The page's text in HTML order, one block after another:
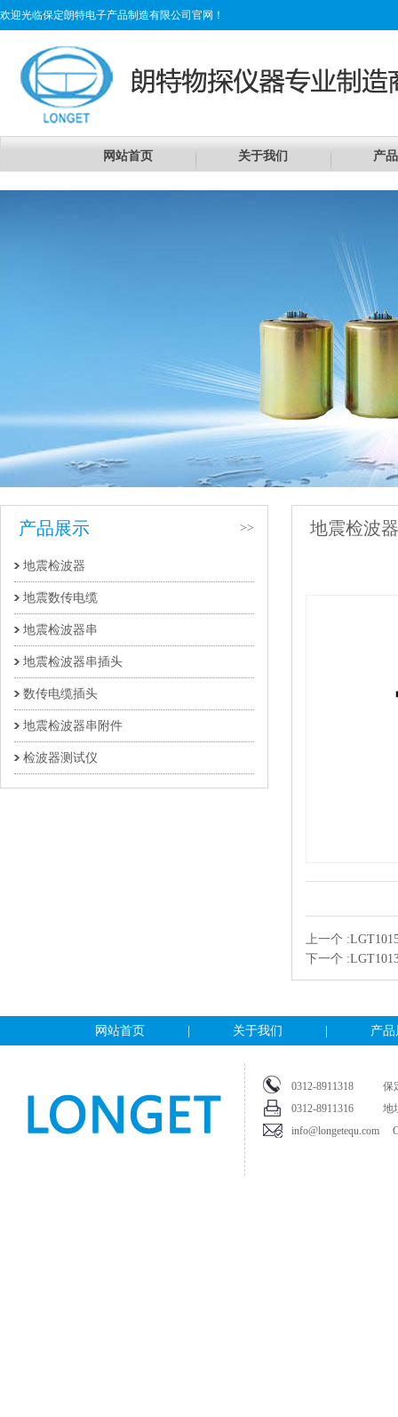
欢迎光临保定朗特电子产品制造有限公司官网！
网站首页 关于我们 产
产品展示 >>
地震检波器
地震数传电缆
地震检波器串
地震检波器串插头
数传电缆插头
地震检波器串附件
检波器测试仪
地震检波
上一个 :
下一个 :
网站首页 关于我们 产
0312-8911318 保定
0312-8911316 地址
info@longetequ.com